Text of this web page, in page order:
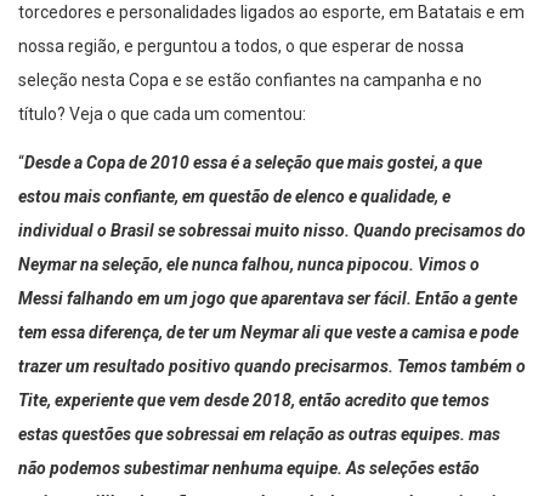
torcedores e personalidades ligados ao esporte, em Batatais e em
nossa região, e perguntou a todos, o que esperar de nossa
seleção nesta Copa e se estão confiantes na campanha e no
título? Veja o que cada um comentou:
Desde a Copa de 2010 essa é a seleção que mais gostei, a que
estou mais confiante, em questão de elenco e qualidade, e
individual o Brasil se sobressai muito nisso. Quando precisamos do
Neymar na seleção, ele nunca falhou, nunca pipocou. Vimos o
Messi falhando em um jogo que aparentava ser fácil. Então a gente
tem essa diferença, de ter um Neymar ali que veste a camisa e pode
trazer um resultado positivo quando precisarmos. Temos também o
Tite, experiente que vem desde 2018, então acredito que temos
estas questões que sobressai em relação as outras equipes. mas
não podemos subestimar nenhuma equipe. As seleções estão